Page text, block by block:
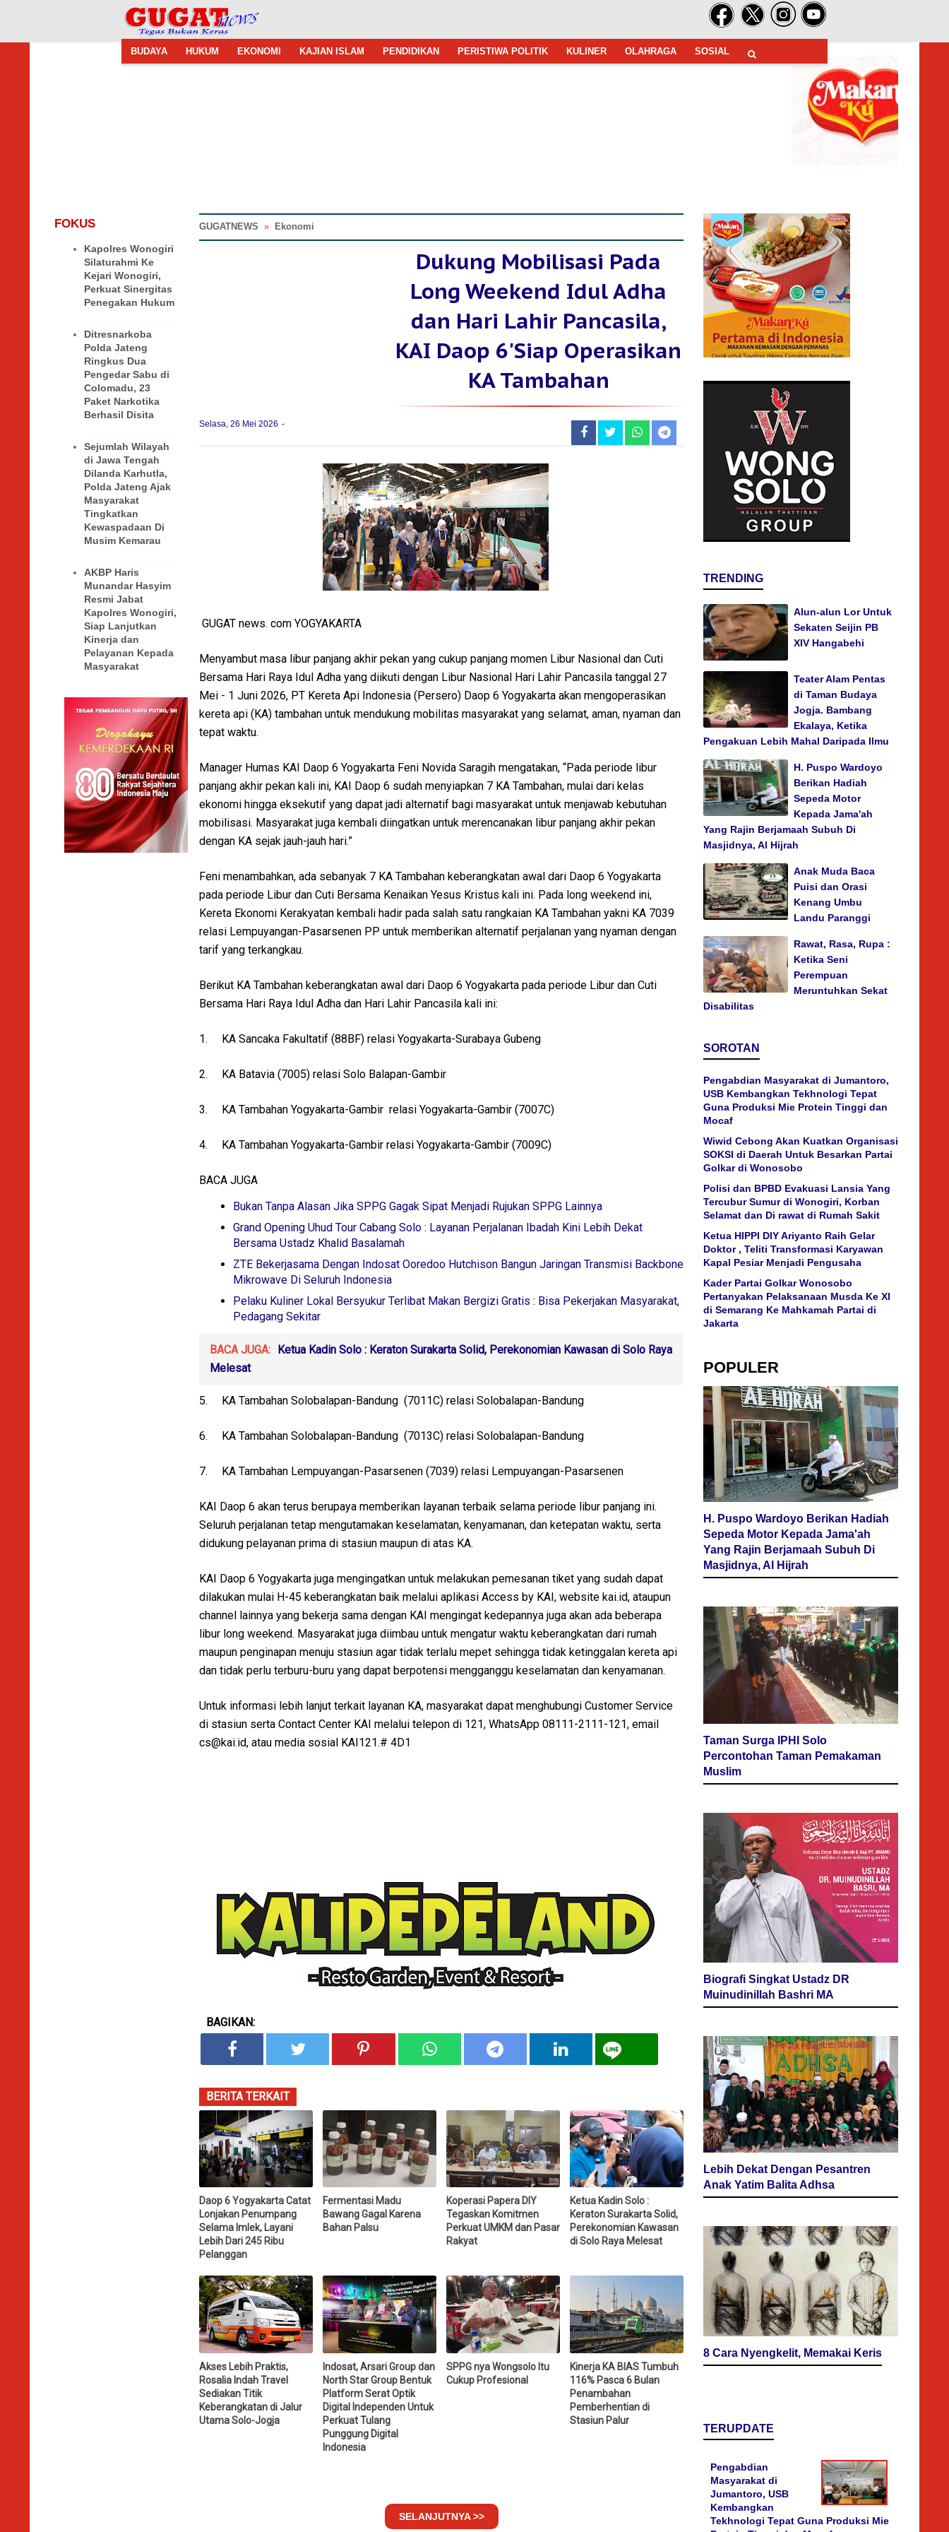
BUDAYA HUKUM EKONOMI KAJIAN ISLAM PENDIDIKAN PERISTIWA POLITIK KULINER OLAHRAGA SOSIAL
FOKUS
Kapolres Wonogiri
Silaturahmi Ke
Kejari Wonogiri,
Perkuat Sinergitas
Penegakan Hukum
Ditresnarkoba
Polda Jateng
Ringkus Dua
Pengedar Sabu di
Colomadu, 23
Paket Narkotika
Berhasil Disita
Sejumlah Wilayah
di Jawa Tengah
Dilanda Karhutla,
Polda Jateng Ajak
Masyarakat
Tingkatkan
Kewaspadaan Di
Musim Kemarau
AKBP Haris
Munandar Hasyim
Resmi Jabat
Kapolres Wonogiri,
Siap Lanjutkan
Kinerja dan
Pelayanan Kepada
Masyarakat
GUGATNEWS » Ekonomi
Dukung Mobilisasi Pada
Long Weekend Idul Adha
dan Hari Lahir Pancasila,
KAI Daop 6'Siap Operasikan
KA Tambahan
Selasa, 26 Mei 2026
GUGAT news. com YOGYAKARTA
Menyambut masa libur panjang akhir pekan yang cukup panjang momen Libur Nasional dan Cuti
Bersama Hari Raya Idul Adha yang diikuti dengan Libur Nasional Hari Lahir Pancasila tanggal 27
Mei - 1 Juni 2026, PT Kereta Api Indonesia (Persero) Daop 6 Yogyakarta akan mengoperasikan
kereta api (KA) tambahan untuk mendukung mobilitas masyarakat yang selamat, aman, nyaman dan
tepat waktu.
Manager Humas KAI Daop 6 Yogyakarta Feni Novida Saragih mengatakan, “Pada periode libur
panjang akhir pekan kali ini, KAI Daop 6 sudah menyiapkan 7 KA Tambahan, mulai dari kelas
ekonomi hingga eksekutif yang dapat jadi alternatif bagi masyarakat untuk menjawab kebutuhan
mobilisasi. Masyarakat juga kembali diingatkan untuk merencanakan libur panjang akhir pekan
dengan KA sejak jauh-jauh hari.”
Feni menambahkan, ada sebanyak 7 KA Tambahan keberangkatan awal dari Daop 6 Yogyakarta
pada periode Libur dan Cuti Bersama Kenaikan Yesus Kristus kali ini. Pada long weekend ini,
Kereta Ekonomi Kerakyatan kembali hadir pada salah satu rangkaian KA Tambahan yakni KA 7039
relasi Lempuyangan-Pasarsenen PP untuk memberikan alternatif perjalanan yang nyaman dengan
tarif yang terkangkau.
Berikut KA Tambahan keberangkatan awal dari Daop 6 Yogyakarta pada periode Libur dan Cuti
Bersama Hari Raya Idul Adha dan Hari Lahir Pancasila kali ini:
1. KA Sancaka Fakultatif (88BF) relasi Yogyakarta-Surabaya Gubeng
2. KA Batavia (7005) relasi Solo Balapan-Gambir
3. KA Tambahan Yogyakarta-Gambir relasi Yogyakarta-Gambir (7007C)
4. KA Tambahan Yogyakarta-Gambir relasi Yogyakarta-Gambir (7009C)
BACA JUGA
Bukan Tanpa Alasan Jika SPPG Gagak Sipat Menjadi Rujukan SPPG Lainnya
Grand Opening Uhud Tour Cabang Solo : Layanan Perjalanan Ibadah Kini Lebih Dekat
Bersama Ustadz Khalid Basalamah
ZTE Bekerjasama Dengan Indosat Ooredoo Hutchison Bangun Jaringan Transmisi Backbone
Mikrowave Di Seluruh Indonesia
Pelaku Kuliner Lokal Bersyukur Terlibat Makan Bergizi Gratis : Bisa Pekerjakan Masyarakat,
Pedagang Sekitar
BACA JUGA: Ketua Kadin Solo : Keraton Surakarta Solid, Perekonomian Kawasan di Solo Raya
Melesat
5. KA Tambahan Solobalapan-Bandung (7011C) relasi Solobalapan-Bandung
6. KA Tambahan Solobalapan-Bandung (7013C) relasi Solobalapan-Bandung
7. KA Tambahan Lempuyangan-Pasarsenen (7039) relasi Lempuyangan-Pasarsenen
KAI Daop 6 akan terus berupaya memberikan layanan terbaik selama periode libur panjang ini.
Seluruh perjalanan tetap mengutamakan keselamatan, kenyamanan, dan ketepatan waktu, serta
didukung pelayanan prima di stasiun maupun di atas KA.
KAI Daop 6 Yogyakarta juga mengingatkan untuk melakukan pemesanan tiket yang sudah dapat
dilakukan mulai H-45 keberangkatan baik melalui aplikasi Access by KAI, website kai.id, ataupun
channel lainnya yang bekerja sama dengan KAI mengingat kedepannya juga akan ada beberapa
libur long weekend. Masyarakat juga diimbau untuk mengatur waktu keberangkatan dari rumah
maupun penginapan menuju stasiun agar tidak terlalu mepet sehingga tidak ketinggalan kereta api
dan tidak perlu terburu-buru yang dapat berpotensi mengganggu keselamatan dan kenyamanan.
Untuk informasi lebih lanjut terkait layanan KA, masyarakat dapat menghubungi Customer Service
di stasiun serta Contact Center KAI melalui telepon di 121, WhatsApp 08111-2111-121, email
cs@kai.id, atau media sosial KAI121.# 4D1
BAGIKAN:
BERITA TERKAIT
Daop 6 Yogyakarta Catat
Lonjakan Penumpang
Selama Imlek, Layani
Lebih Dari 245 Ribu
Pelanggan
Fermentasi Madu
Bawang Gagal Karena
Bahan Palsu
Koperasi Papera DIY
Tegaskan Komitmen
Perkuat UMKM dan Pasar
Rakyat
Ketua Kadin Solo :
Keraton Surakarta Solid,
Perekonomian Kawasan
di Solo Raya Melesat
Akses Lebih Praktis,
Rosalia Indah Travel
Sediakan Titik
Keberangkatan di Jalur
Utama Solo-Jogja
Indosat, Arsari Group dan
North Star Group Bentuk
Platform Serat Optik
Digital Independen Untuk
Perkuat Tulang
Punggung Digital
Indonesia
SPPG nya Wongsolo Itu
Cukup Profesional
Kinerja KA BIAS Tumbuh
116% Pasca 6 Bulan
Penambahan
Pemberhentian di
Stasiun Palur
SELANJUTNYA >>
TRENDING
Alun-alun Lor Untuk
Sekaten Seijin PB
XIV Hangabehi
Teater Alam Pentas
di Taman Budaya
Jogja. Bambang
Ekalaya, Ketika
Pengakuan Lebih Mahal Daripada Ilmu
H. Puspo Wardoyo
Berikan Hadiah
Sepeda Motor
Kepada Jama'ah
Yang Rajin Berjamaah Subuh Di
Masjidnya, Al Hijrah
Anak Muda Baca
Puisi dan Orasi
Kenang Umbu
Landu Paranggi
Rawat, Rasa, Rupa :
Ketika Seni
Perempuan
Meruntuhkan Sekat
Disabilitas
SOROTAN
Pengabdian Masyarakat di Jumantoro,
USB Kembangkan Tekhnologi Tepat
Guna Produksi Mie Protein Tinggi dan
Mocaf
Wiwid Cebong Akan Kuatkan Organisasi
SOKSI di Daerah Untuk Besarkan Partai
Golkar di Wonosobo
Polisi dan BPBD Evakuasi Lansia Yang
Tercubur Sumur di Wonogiri, Korban
Selamat dan Di rawat di Rumah Sakit
Ketua HIPPI DIY Ariyanto Raih Gelar
Doktor , Teliti Transformasi Karyawan
Kapal Pesiar Menjadi Pengusaha
Kader Partai Golkar Wonosobo
Pertanyakan Pelaksanaan Musda Ke XI
di Semarang Ke Mahkamah Partai di
Jakarta
POPULER
H. Puspo Wardoyo Berikan Hadiah
Sepeda Motor Kepada Jama'ah
Yang Rajin Berjamaah Subuh Di
Masjidnya, Al Hijrah
Taman Surga IPHI Solo
Percontohan Taman Pemakaman
Muslim
Biografi Singkat Ustadz DR
Muinudinillah Bashri MA
Lebih Dekat Dengan Pesantren
Anak Yatim Balita Adhsa
8 Cara Nyengkelit, Memakai Keris
TERUPDATE
Pengabdian
Masyarakat di
Jumantoro, USB
Kembangkan
Tekhnologi Tepat Guna Produksi Mie